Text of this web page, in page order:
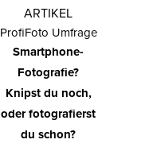
ARTIKEL
ProfiFoto Umfrage
Smartphone-
Fotografie?
Knipst du noch,
oder fotografierst
du schon?